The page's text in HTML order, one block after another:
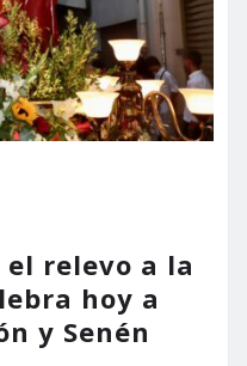
relevo a la
hoy a
y Senén